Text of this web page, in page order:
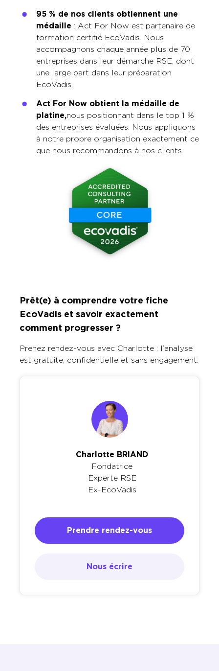
95 % de nos clients obtiennent une
médaille : Act For Now est partenaire de
formation certifié EcoVadis. Nous
accompagnons chaque année plus de 70
entreprises dans leur démarche RSE, dont
une large part dans leur préparation
EcoVadis.
Act For Now obtient la médaille de
platine,nous positionnant dans le top 1 %
des entreprises évaluées. Nous appliquons
à notre propre organisation exactement ce
que nous recommandons à nos clients.
Prêt(e) à comprendre votre fiche
EcoVadis et savoir exactement
comment progresser ?
Prenez rendez-vous avec Charlotte : l’analyse
est gratuite, confidentielle et sans engagement.
Charlotte BRIAND
Fondatrice
Experte RSE
Ex-EcoVadis
Prendre rendez-vous
Nous écrire